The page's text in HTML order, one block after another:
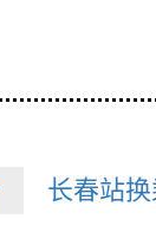
长春站